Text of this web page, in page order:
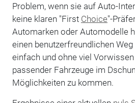
Problem, wenn sie auf Auto-
keine klaren "First Choice"-
Automarken oder Automodelle
einen benutzerfreundlichen
einfach und ohne viel
passender Fahrzeuge im
Möglichkeiten zu kommen.